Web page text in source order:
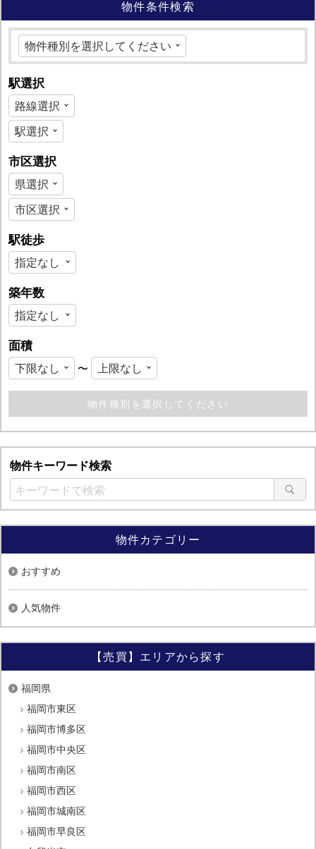
物件条件検索
駅選択
市区選択
駅徒歩
築年数
面積
〜
物件キーワード検索
物件カテゴリー
おすすめ
人気物件
【売買】エリアから探す
福岡県
福岡市東区
福岡市博多区
福岡市中央区
福岡市南区
福岡市西区
福岡市城南区
福岡市早良区